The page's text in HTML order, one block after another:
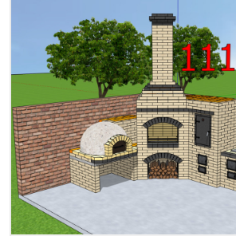
Facebook
ViberTelegramWhatsApp